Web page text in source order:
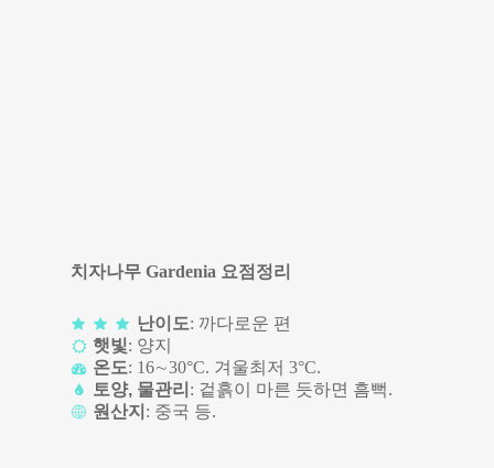
치자나무 Gardenia 요점정리
난이도: 까다로운 편
햇빛: 양지
온도: 16∼30°C. 겨울최저 3°C.
토양, 물관리 : 겉흙이 마른 듯하면 흠뻑.
원산지 : 중국 등.